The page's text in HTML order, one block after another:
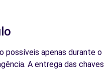
possíveis apenas durante o
A entrega das chaves